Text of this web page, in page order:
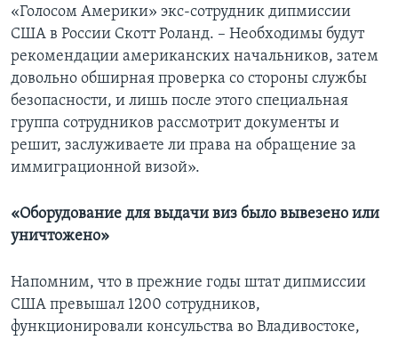
«Голосом Америки» экс-сотрудник дипмиссии
США в России Скотт Роланд. – Необходимы будут
рекомендации американских начальников, затем
довольно обширная проверка со стороны службы
безопасности, и лишь после этого специальная
группа сотрудников рассмотрит документы и
решит, заслуживаете ли права на обращение за
иммиграционной визой».
«Оборудование для выдачи виз было вывезено или
уничтожено»
Напомним, что в прежние годы штат дипмиссии
США превышал 1200 сотрудников,
функционировали консульства во Владивостоке,